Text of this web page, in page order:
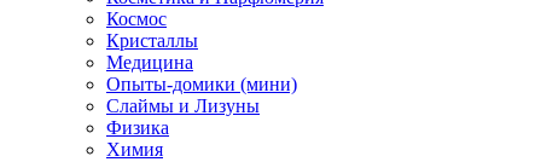
Космос
Кристаллы
Медицина
Опыты-домики (мини)
Слаймы и Лизуны
Физика
Химия